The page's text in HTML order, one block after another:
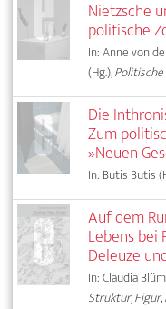
Nietzsche
politische
In: Anne von
(Hg.),
Die
Zum
»Neuen
In: Butis Butis
Auf dem
Lebens bei
Deleuze
In: Claudia
Struktur,